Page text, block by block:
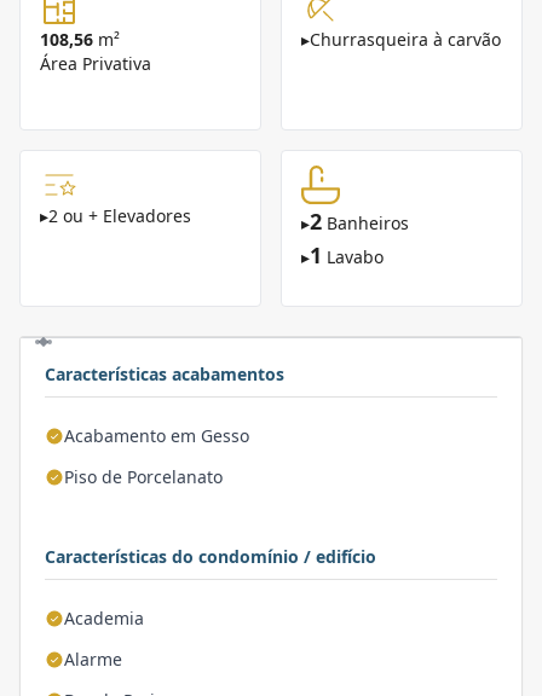
108,56 m²
Área Privativa
▸Churrasqueira à carvão
▸2 ou + Elevadores ▸2 Banheiros
▸1 Lavabo
Características acabamentos
Acabamento em Gesso
Piso de Porcelanato
Características do condomínio / edifício
Academia
Alarme